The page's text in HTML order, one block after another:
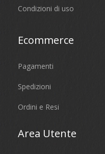
Condizioni di uso
Ecommerce
Pagamenti
Spedizioni
Ordini e Resi
Area Utente